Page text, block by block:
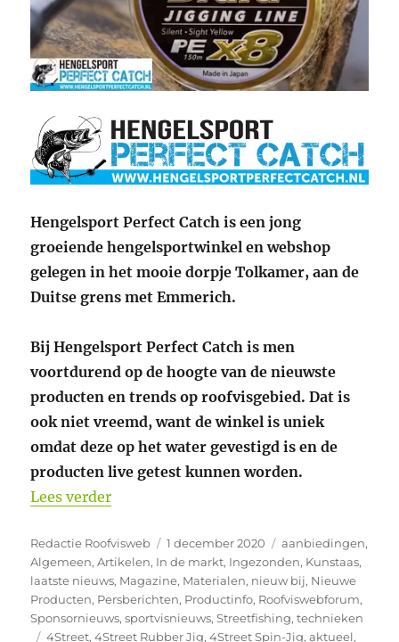
Hengelsport Perfect Catch is een jong
groeiende hengelsportwinkel en webshop
gelegen in het mooie dorpje Tolkamer, aan de
Duitse grens met Emmerich.
Bij Hengelsport Perfect Catch is men
voortdurend op de hoogte van de nieuwste
producten en trends op roofvisgebied. Dat is
ook niet vreemd, want de winkel is uniek
omdat deze op het water gevestigd is en de
producten live getest kunnen worden.
Lees verder“Nieuwe Quantum producten bij
Auteur
Redactie Roofvisweb
Geplaatst
op
1 december 2020 Categorieën
aanbiedingen,
Algemeen,Artikelen, In de markt, Ingezonden, Kunstaas,
laatste nieuws, Magazine, Materialen, nieuw bij, Nieuwe
Producten, Persberichten, Productinfo, Roofviswebforum,
Sponsornieuws,sportvisnieuws,Streetfishing,technieken
Tags
4Street,4Street Rubber Jig,4Street Spin-Jig,aktueel,